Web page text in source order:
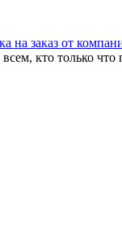
на заказ от
кто только